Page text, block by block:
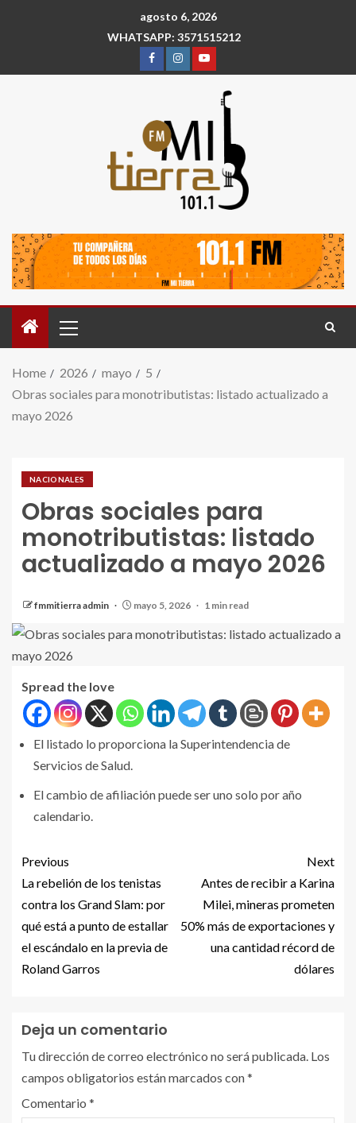
agosto 6, 2026
WHATSAPP: 3571515212
Home 2026 mayo
5
Obras sociales para monotributistas: listado actualizado a
mayo 2026
NACIONALES
Obras sociales para
monotributistas: listado
actualizado a mayo 2026
fmmitierra admin mayo 5, 2026 1 min read
Spread the love
El listado lo proporciona la Superintendencia de
Servicios de Salud.
El cambio de afiliación puede ser uno solo por año
calendario.
Previous
La rebelión de los tenistas
contra los Grand Slam: por
qué está a punto de estallar
el escándalo en la previa de
Roland Garros
Next
Antes de recibir a Karina
Milei, mineras prometen
50% más de exportaciones y
una cantidad récord de
dólares
Deja un comentario
Tu dirección de correo electrónico no será publicada. Los
campos obligatorios están marcados con*
Comentario *